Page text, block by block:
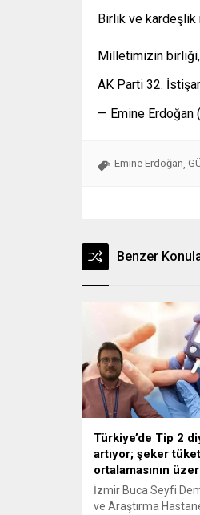
Birlik ve kardeşlik
Milletimizin birliği,
AK Parti 32.
— Emine Erdoğan
Emine Erdoğan,
Benzer
Türkiye’de Tip 2
artıyor; şeker
ortalamasının
İzmir Buca Seyfi
ve Araştırma